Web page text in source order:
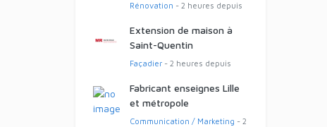
Rénovation - 2 heures depuis
Extension de maison à
Saint-Quentin
Façadier- 2 heures depuis
Fabricant enseignes Lille
et métropole
Communication / Marketing - 2